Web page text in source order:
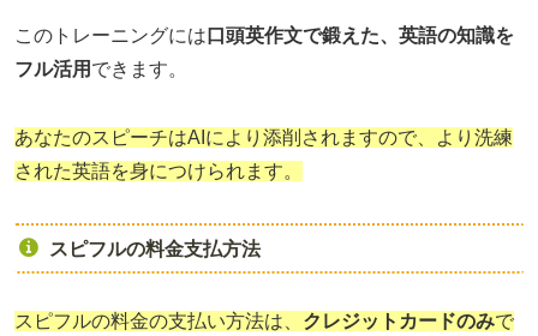
このトレーニングには 口頭英作文で鍛えた、英語の知識を
フル活用 できます。
あなたのスピーチはAIにより添削されますので、より洗練
された英語を身につけられます。
スピフルの料金支払方法
スピフルの料金の支払い方法は、 クレジットカードのみで